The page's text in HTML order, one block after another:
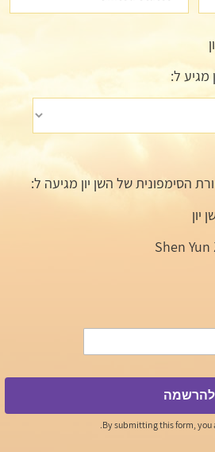
מגיע ל:
הסימפונית של השן יון מגיעה ל:
יון
להרשמה
By submitting this form,
.